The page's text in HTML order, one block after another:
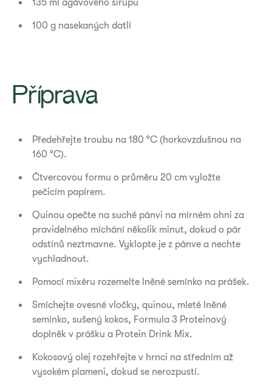
135 ml agávového sirupu
100 g nasekaných datlí
Příprava
Předehřejte troubu na 180 °C (horkovzdušnou na
160 °C).
Čtvercovou formu o průměru 20 cm vyložte
pečicím papírem.
Quinou opečte na suché pánvi na mírném ohni za
pravidelného míchání několik minut, dokud o pár
odstínů neztmavne. Vyklopte je z pánve a nechte
vychladnout.
Pomocí mixéru rozemelte lněné semínko na prášek.
Smíchejte ovesné vločky, quinou, mleté lněné
semínko, sušený kokos, Formula 3 Proteinový
doplněk v prášku a Protein Drink Mix.
Kokosový olej rozehřejte v hrnci na středním až
vysokém plameni, dokud se nerozpustí.